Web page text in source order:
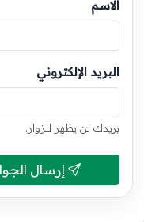
الاسم
البريد الإلكتروني
بريدك لن يظهر للزوار.
إرسال